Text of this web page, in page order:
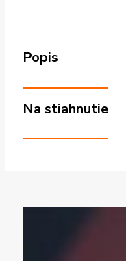
Popis
Na stiahnutie